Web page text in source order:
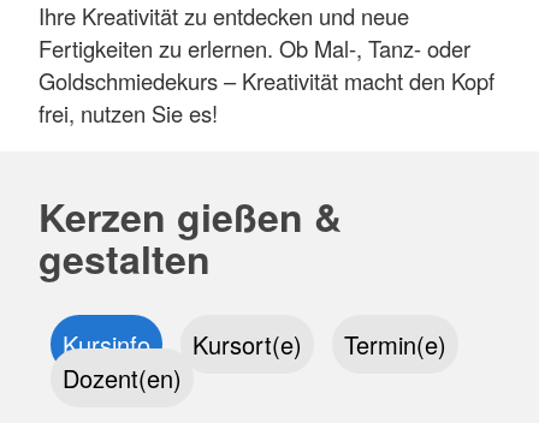
Ihre Kreativität zu entdecken und neue
Fertigkeiten zu erlernen. Ob Mal-, Tanz- oder
Goldschmiedekurs – Kreativität macht den Kopf
frei, nutzen Sie es!
Kerzen gießen &
gestalten
Kursinfo Kursort(e)
Termin(e)
Dozent(en)